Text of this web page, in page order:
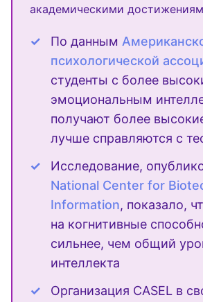
академическими
По данным
психологической
студенты с более
эмоциональным
получают более
лучше справляются с
Исследование,
National Center for
Information, показало,
на когнитивные
сильнее, чем общий
интеллекта
Организация CASEL в